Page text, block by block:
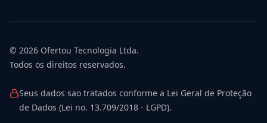
© 2026 Ofertou Tecnologia Ltda.
Todos os direitos reservados.
Seus dados sao tratados conforme a Lei Geral de Proteção
de Dados (Lei no. 13.709/2018 - LGPD).